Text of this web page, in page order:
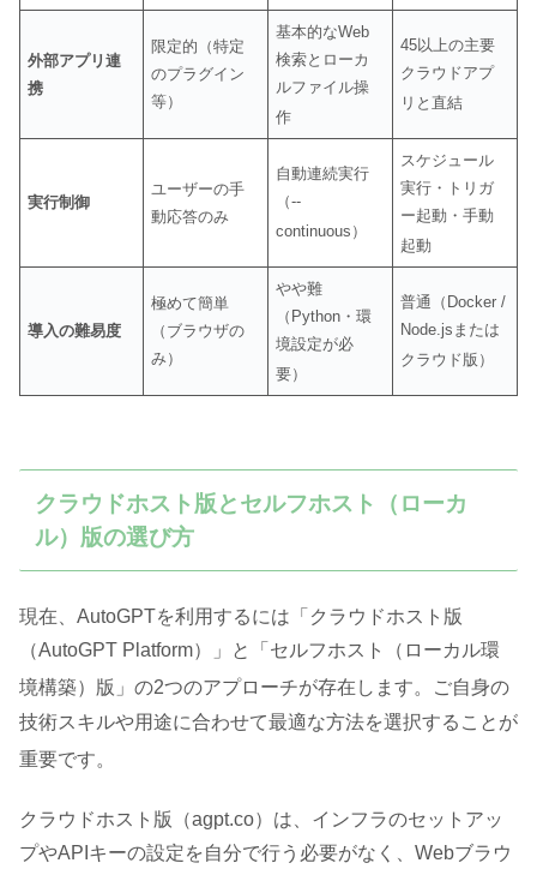
外部アプリ連
携
限定的（特定
のプラグイン
等）
基本的なWeb
検索とローカ
ルファイル操
作
45以上の主要
クラウドアプ
リと直結
実行制御
ユーザーの手
動応答のみ
自動連続実行
（--
continuous）
スケジュール
実行・トリガ
ー起動・手動
起動
導入の難易度
極めて簡単
（ブラウザの
み）
やや難
（Python・環
境設定が必
要）
普通（Docker /
Node.jsまたは
クラウド版）
クラウドホスト版とセルフホスト（ローカ
ル）版の選び方
現在、AutoGPTを利用するには「クラウドホスト版
（AutoGPT Platform）」と「セルフホスト（ローカル環
境構築）版」の2つのアプローチが存在します。ご自身の
技術スキルや用途に合わせて最適な方法を選択することが
重要です。
クラウドホスト版（agpt.co）は、インフラのセットアッ
プやAPIキーの設定を自分で行う必要がなく、Webブラウ